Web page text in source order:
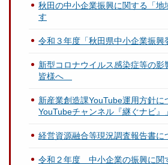
秋田の中小企業振興に関する「地
す
令和３年度「秋田県中小企業振興
新型コロナウイルス感染症等の
皆様へ
新産業創造課YouTube運用方針に
YouTubeチャンネル『継ぐナビ』」
経営資源融合等現況調査報告書に
令和２年度 中小企業の振興に関